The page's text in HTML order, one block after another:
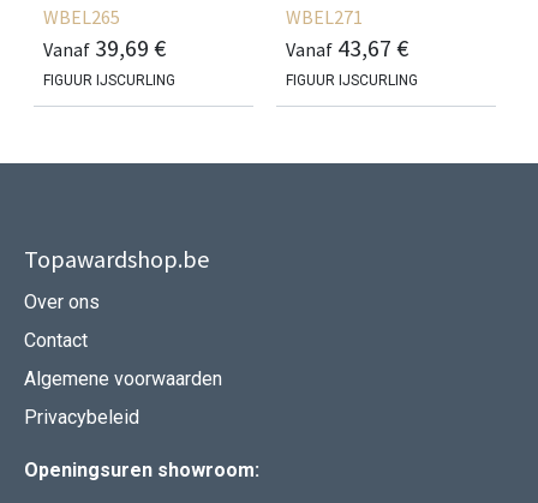
WBEL265
Vanaf 39,69 €
FIGUUR IJSCURLING
WBEL271
Vanaf 43,67 €
FIGUUR IJSCURLING
Topawardshop.be
Over ons
Contact
Algemene voorwaarden
Privacybeleid
Openingsuren showroom: